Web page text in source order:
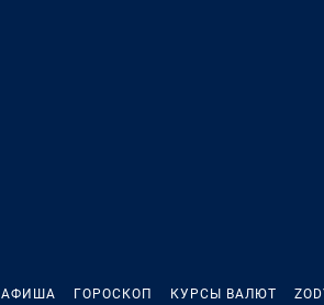
АФИША ГОРОСКОП КУРСЫ ВАЛЮТ